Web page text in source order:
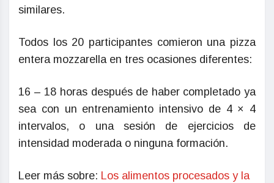
similares.
Todos los 20 participantes comieron una pizza
entera mozzarella en tres ocasiones diferentes:
16 – 18 horas después de haber completado ya
sea con un entrenamiento intensivo de 4 × 4
intervalos, o una sesión de ejercicios de
intensidad moderada o ninguna formación.
Leer más sobre: Los alimentos procesados y la